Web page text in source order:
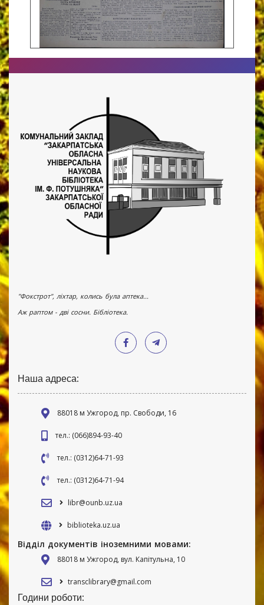
"Фокстрот", ліхтар, колись була аптека...
Аж раптом - дві сосни. Бібліотека.
Наша адреса:
88018 м Ужгород, пр. Свободи, 16
тел.: (066)894-93-40
тел.: (0312)64-71-93
тел.: (0312)64-71-94
libr@ounb.uz.ua
biblioteka.uz.ua
Відділ документів іноземними мовами:
88018 м Ужгород, вул. Капітульна, 10
transclibrary@gmail.com
Години роботи: